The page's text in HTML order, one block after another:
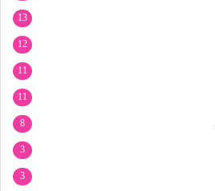
13
12
11
11
8
3
3